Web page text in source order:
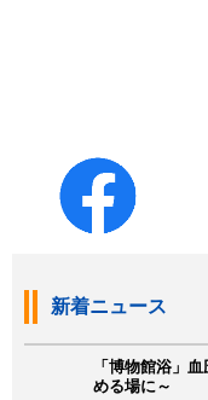
新着ニュース
「博物館浴」
める場に～